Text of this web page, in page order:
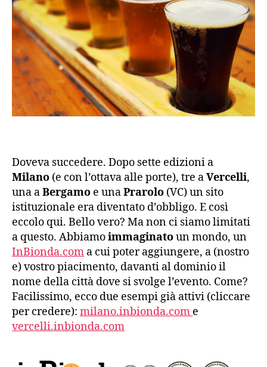
Doveva succedere. Dopo sette edizioni a
Milano (e con l’ottava alle porte), tre aVercelli,
una aBergamo e unaPrarolo (VC) un sito
istituzionale era diventato d’obbligo. E così
eccolo qui. Bello vero? Ma non ci siamo limitati
a questo. Abbiamoimmaginatoun mondo, un
InBionda.com a cui poter aggiungere, a (nostro
e) vostro piacimento, davanti al dominio il
nome della città dove si svolge l’evento. Come?
Facilissimo, ecco due esempi già attivi (cliccare
per credere): milano.inbionda.com e
vercelli.inbionda.com